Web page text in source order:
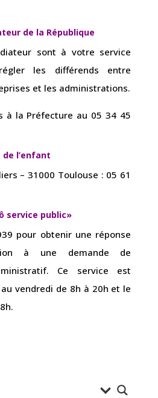
de la République
sont à votre service
les différends entre
et les administrations.
à la Préfecture au 05 34 45
l’enfant
– 31000 Toulouse : 05 61
service public»
pour obtenir une réponse
à une demande de
Ce service est
vendredi de 8h à 20h et le